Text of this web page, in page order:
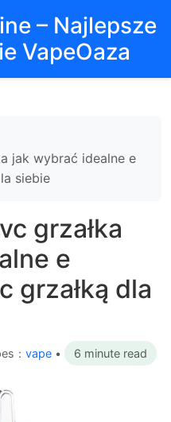
– Najlepsze
VapeOaza
jak wybrać idealne e
siebie
grzałka
e
grzałką dla
： vape • 6 minute read